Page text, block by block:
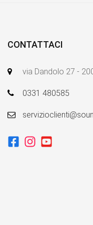
CONTATTACI
via Dandolo 27 -
0331 480585